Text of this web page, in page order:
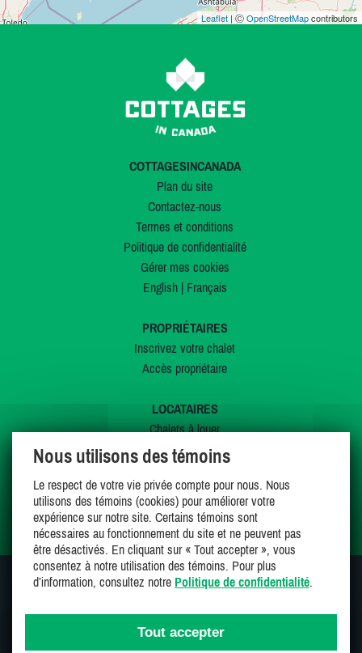
Leaflet | ⒸOpenStreetMapcontributors
COTTAGESINCANADA
Plan du site
Contactez-nous
Termes et conditions
Politique de confidentialité
Gérer mes cookies
English| Français
PROPRIÉTAIRES
Inscrivez votre chalet
Accès propriétaire
LOCATAIRES
Chalets à louer
Chalets à vendre
Offres spéciales
Mes favoris
SUIVEZ-NOUS SUR
Nous utilisons des témoins
Le respect de votre vie privée compte pour nous. Nous
utilisons des témoins (cookies) pour améliorer votre
expérience sur notre site. Certains témoins sont
nécessaires au fonctionnement du site et ne peuvent pas
être désactivés. En cliquant sur « Tout accepter », vous
consentez à notre utilisation des témoins. Pour plus
d’information, consultez notre Politique de confidentialité.
Tout accepter